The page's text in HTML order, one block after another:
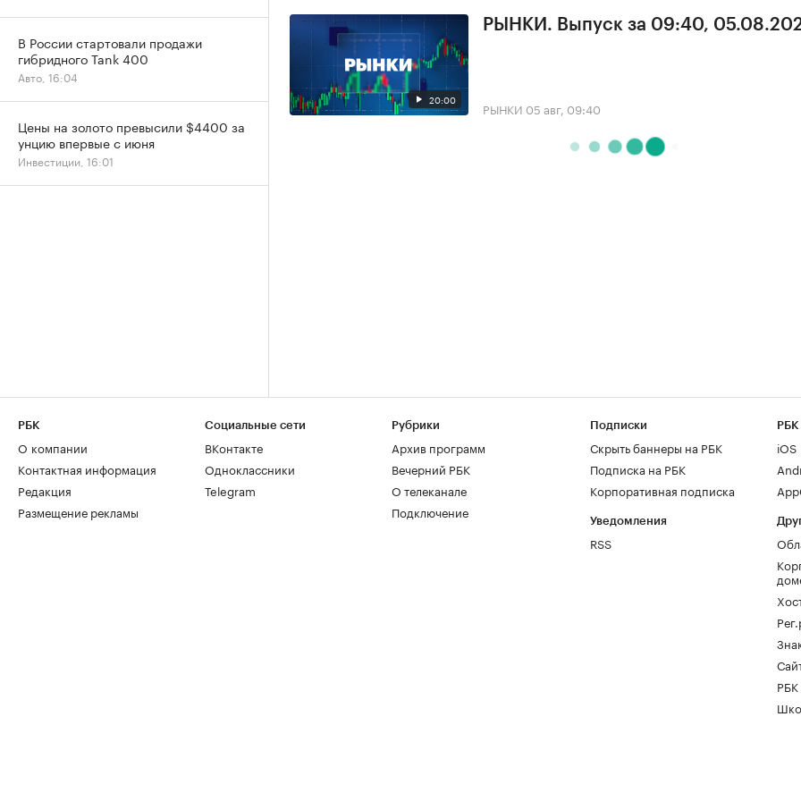
20:00
РЫНКИ. Выпуск за 09:40,
РЫНКИ 05 авг, 09:40
В России стартовали продажи
гибридного Tank 400
Авто, 16:04
Цены на золото превысили $4400 за
унцию впервые с июня
Инвестиции, 16:01
РБК
О компании
Контактная информация
Редакция
Размещение рекламы
Социальные сети
ВКонтакте
Одноклассники
Telegram
Рубрики
Архив программ
Вечерний РБК
О телеканале
Подключение
Подписки
Скрыть баннеры на РБК
Подписка на РБК
Корпоративная подписка
Уведомления
RSS
РБК
iOS